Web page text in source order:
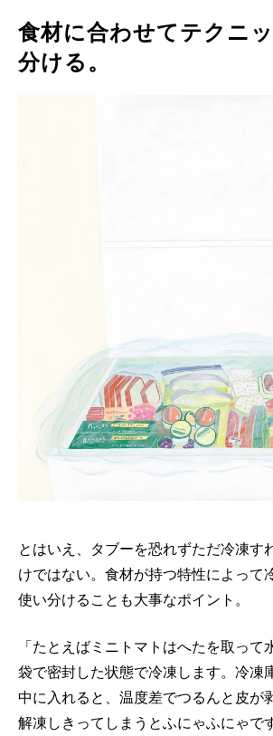
食材に合わせてテクニ
分ける。
とはいえ、タブーを恐れずただ冷凍す
けではない。食材が持つ特性によって
使い分けることも大事なポイント。
「たとえばミニトマトはへたを取って
袋で密封した状態で冷凍します。冷凍
中に入れると、温度差でつるんと皮が
解凍しきってしまうとふにゃふにゃで